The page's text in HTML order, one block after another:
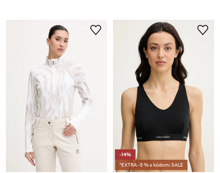
-14%
*EXTRA -5 % s kódom: SALE